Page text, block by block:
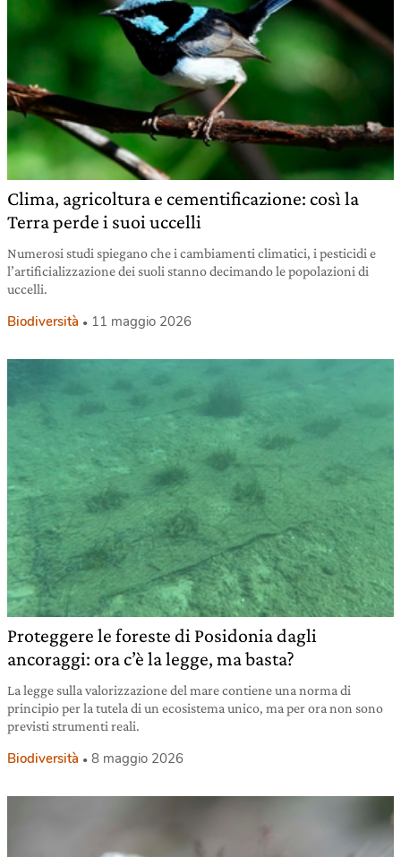
Clima, agricoltura e cementificazione: così la
Terra perde i suoi uccelli
Numerosi studi spiegano che i cambiamenti climatici, i pesticidi e
l’artificializzazione dei suoli stanno decimando le popolazioni di
uccelli.
Biodiversità 11 maggio 2026
Proteggere le foreste di Posidonia dagli
ancoraggi: ora c’è la legge, ma basta?
La legge sulla valorizzazione del mare contiene una norma di
principio per la tutela di un ecosistema unico, ma per ora non sono
previsti strumenti reali.
Biodiversità 8 maggio 2026